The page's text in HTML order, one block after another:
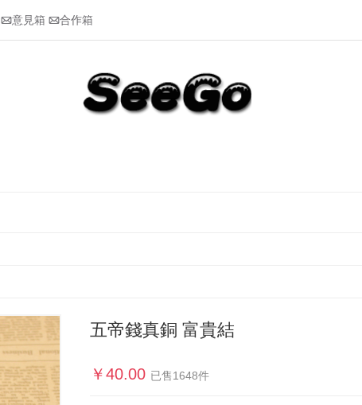
意見箱 合作箱
五帝錢真銅 富貴結
￥40.00 已售1648件